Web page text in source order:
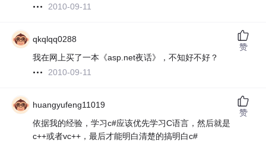
2010-09-11
qkqlqq0288
我在网上买了一本《asp.net夜话》，不知好不好？
2010-09-11
赞
huangyufeng11019
依据我的经验，学习c#应该优先学习C语言，然后就是
c++或者vc++，最后才能明白清楚的搞明白c#
赞